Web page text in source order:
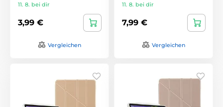
11. 8. bei dir
3,99 €
Vergleichen
11. 8. bei dir
7,99 €
Vergleichen